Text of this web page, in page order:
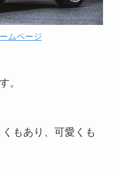
ムページ
。
もあり、可愛くも